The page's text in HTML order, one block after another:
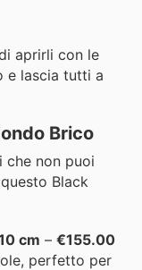
aprirli con le
e lascia tutti a
Brico
che non puoi
Black
cm – €155.00
perfetto per